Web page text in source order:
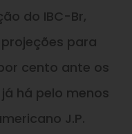
do IBC-Br,
para
cento ante os
há pelo menos
J.P.